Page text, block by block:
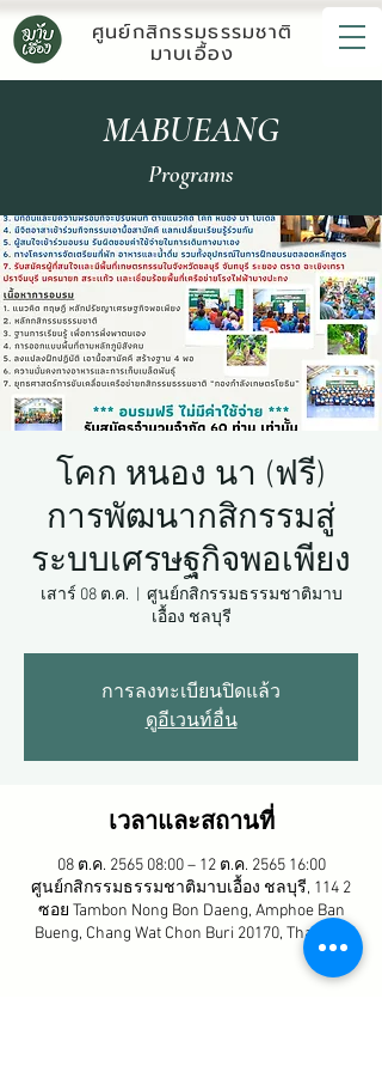
ศูนย์กสิกรรมธรรมชาติ
มาบเอื้อง
MABUEANG
Programs
โคก หนอง นา (ฟรี)
การพัฒนากสิกรรมสู่
ระบบเศรษฐกิจพอเพียง
เสาร์ 08 ต.ค.
ศูนย์กสิกรรมธรรมชาติมาบ
เอื้อง ชลบุรี
การลงทะเบียนปิดแล้ว
ดูอีเวนท์อื่น
เวลาและสถานที่
08 ต.ค. 2565 08:00 – 12 ต.ค. 2565 16:00
ศูนย์กสิกรรมธรรมชาติมาบเอื้อง ชลบุรี, 114 2
ซอย Tambon Nong Bon Daeng, Amphoe Ban
Bueng, Chang Wat Chon Buri 20170, Thailand